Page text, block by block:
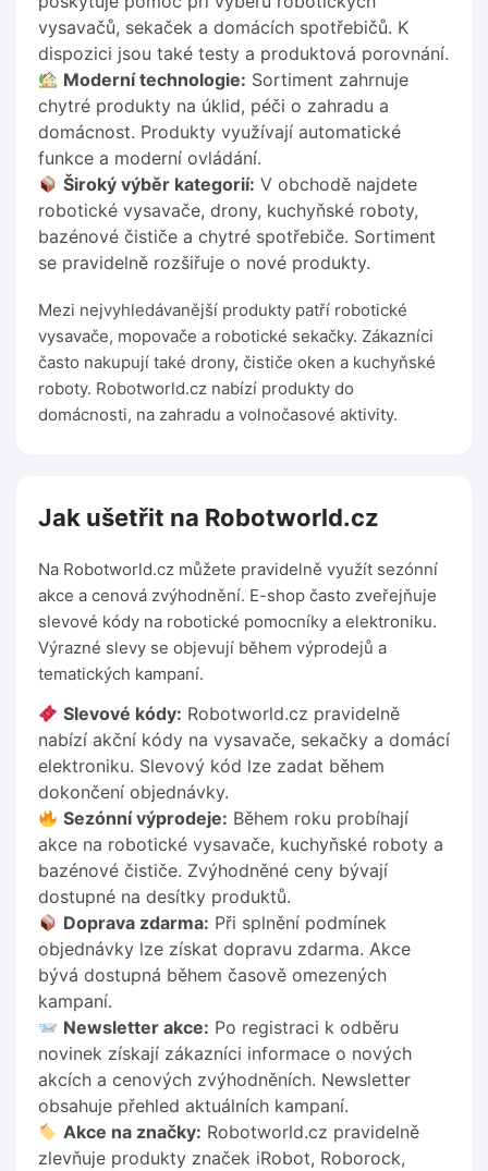
vysavačů, sekaček a domácích spotřebičů. K
dispozici jsou také testy a produktová porovnání.
Moderní technologie: Sortiment zahrnuje
chytré produkty na úklid, péči o zahradu a
domácnost. Produkty využívají automatické
funkce a moderní ovládání.
Široký výběr kategorií: V obchodě najdete
robotické vysavače, drony, kuchyňské roboty,
bazénové čističe a chytré spotřebiče. Sortiment
se pravidelně rozšiřuje o nové produkty.
Mezi nejvyhledávanější produkty patří robotické
vysavače, mopovače a robotické sekačky. Zákazníci
často nakupují také drony, čističe oken a kuchyňské
roboty. Robotworld.cz nabízí produkty do
domácnosti, na zahradu a volnočasové aktivity.
Jak ušetřit na Robotworld.cz
Na Robotworld.cz můžete pravidelně využít sezónní
akce a cenová zvýhodnění. E-shop často zveřejňuje
slevové kódy na robotické pomocníky a elektroniku.
Výrazné slevy se objevují během výprodejů a
tematických kampaní.
Slevové kódy: Robotworld.cz pravidelně
nabízí akční kódy na vysavače, sekačky a domácí
elektroniku. Slevový kód lze zadat během
dokončení objednávky.
Sezónní výprodeje: Během roku probíhají
akce na robotické vysavače, kuchyňské roboty a
bazénové čističe. Zvýhodněné ceny bývají
dostupné na desítky produktů.
Doprava zdarma: Při splnění podmínek
objednávky lze získat dopravu zdarma. Akce
bývá dostupná během časově omezených
kampaní.
Newsletter akce: Po registraci k odběru
novinek získají zákazníci informace o nových
akcích a cenových zvýhodněních. Newsletter
obsahuje přehled aktuálních kampaní.
Akce na značky: Robotworld.cz pravidelně
zlevňuje produkty značek iRobot, Roborock,